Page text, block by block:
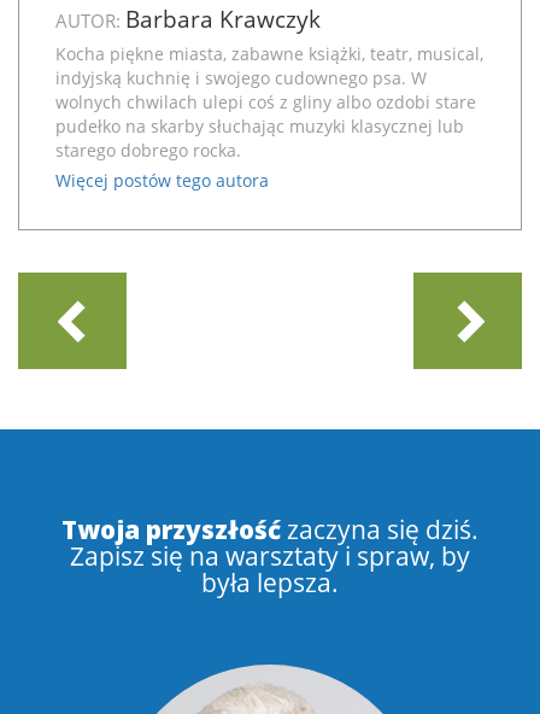
AUTOR: Barbara Krawczyk
Kocha piękne miasta, zabawne książki, teatr, musical,
indyjską kuchnię i swojego cudownego psa. W
wolnych chwilach ulepi coś z gliny albo ozdobi stare
pudełko na skarby słuchając muzyki klasycznej lub
starego dobrego rocka.
Więcej postów tego autora
Twoja przyszłośćzaczyna się dziś.
Zapisz się na warsztaty i spraw, by
była lepsza.